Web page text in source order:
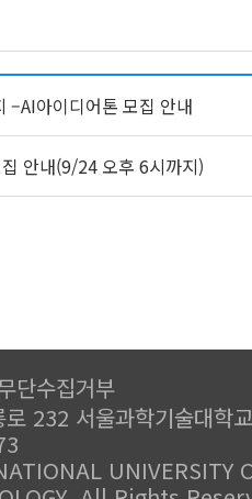
–AI아이디어톤 모집 안내
안내(9/24 오후 6시까지)
단수집거부
232 서울과학기술대학
UNIVERSITY